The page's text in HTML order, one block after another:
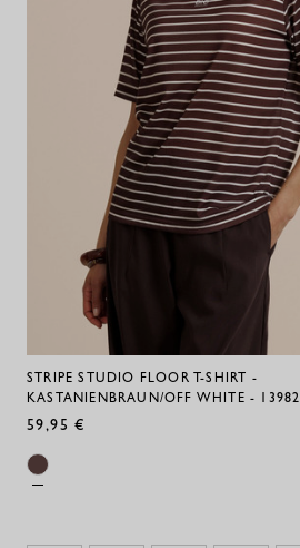
STRIPE STUDIO FLOOR T-SHIRT -
KASTANIENBRAUN/OFF WHITE - 13982
59,95 €